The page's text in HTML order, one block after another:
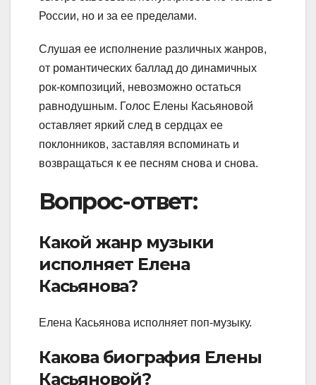
России, но и за ее пределами.
Слушая ее исполнение различных жанров,
от романтических баллад до динамичных
рок-композиций, невозможно остаться
равнодушным. Голос Елены Касьяновой
оставляет яркий след в сердцах ее
поклонников, заставляя вспоминать и
возвращаться к ее песням снова и снова.
Вопрос-ответ:
Какой жанр музыки
исполняет Елена
Касьянова?
Елена Касьянова исполняет поп-музыку.
Какова биография Елены
Касьяновой?